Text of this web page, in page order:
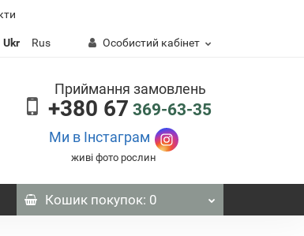
Ukr Rus Особистий кабінет
Приймання замовлень
+380 67 369-63-35
Ми в Інстаграм
живі фото рослин
Кошикпокупок: 0